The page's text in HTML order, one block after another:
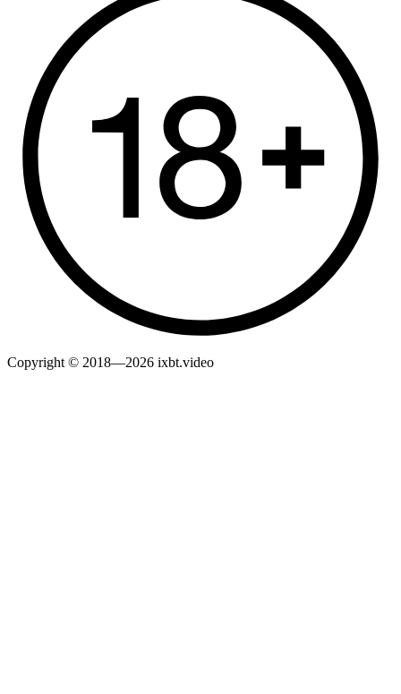
Copyright © 2018—2026 ixbt.video